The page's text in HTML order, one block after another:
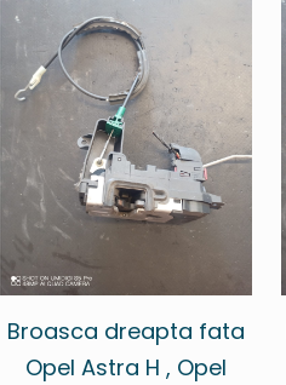
Broasca dreapta fata
Opel Astra H , Opel